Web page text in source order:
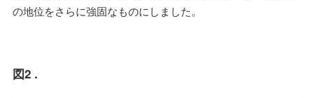
の地位をさらに強固なものにしました。
図2 .